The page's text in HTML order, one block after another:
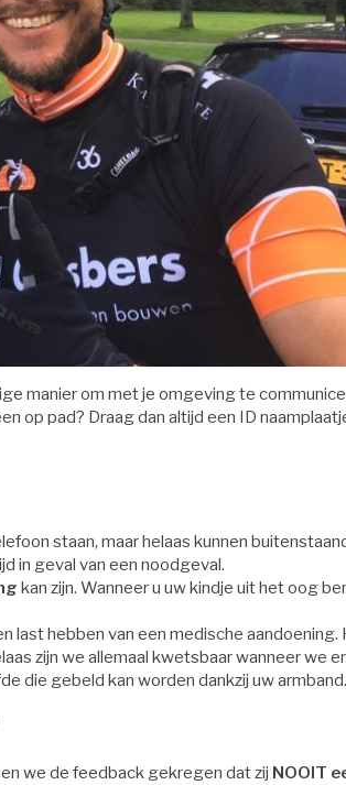
manier om met je omgeving te
op pad? Draag dan altijd een ID
staan, maar helaas kunnen
in geval van een noodgeval.
kan zijn. Wanneer u uw kindje uit het oog
last hebben van een medische aandoening.
zijn we allemaal kwetsbaar wanneer we
die gebeld kan worden dankzij uw armband.
we de feedback gekregen dat zij NOOIT